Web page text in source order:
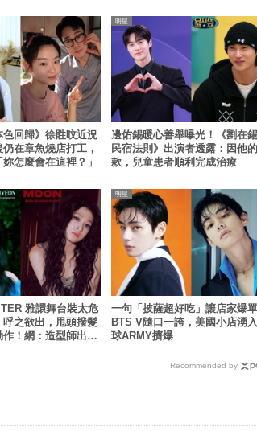
色回歸》徐貹旼近況
在章魚燒店打工，
怎麼會在這裡？」
邊佑錫暖心善舉曝光！《劉在
民宿法則》出演者透露：因他
款，兒童患者順利完成治療
明星
雅譞舞台裝太危
呼之欲出，甩頭撥髮
！網：造型師出來
一句「披薩超好吃」讓店家爆單
BTS V隨口一誇，美國小店湧
球ARMY擠爆
明星
Recommended by